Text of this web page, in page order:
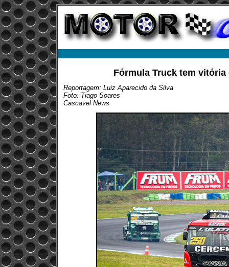
Fórmula Truck tem
Reportagem: Luiz Aparecido da Silva
Foto: Tiago Soares
Cascavel News